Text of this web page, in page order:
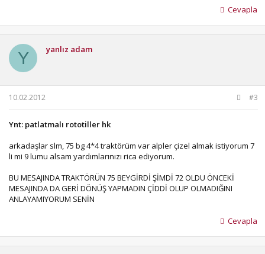
Cevapla
Y yanlız adam
10.02.2012 #3
Ynt: patlatmalı rototiller hk
arkadaşlar slm, 75 bg 4*4 traktörüm var alpler çizel almak istiyorum 7
li mi 9 lumu alsam yardımlarınızı rica ediyorum.
BU MESAJINDA TRAKTÖRÜN 75 BEYGİRDİ ŞİMDİ 72 OLDU ÖNCEKİ
MESAJINDA DA GERİ DÖNÜŞ YAPMADIN ÇİDDİ OLUP OLMADIĞINI
ANLAYAMIYORUM SENİN
Cevapla